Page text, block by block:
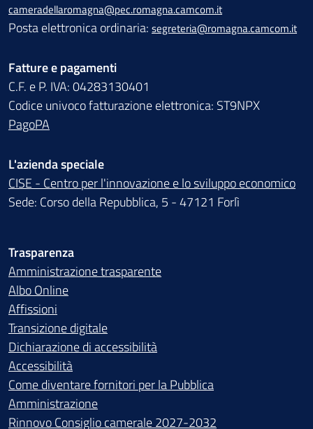
cameradellaromagna@pec.romagna.camcom.it
Posta elettronica ordinaria: segreteria@romagna.camcom.it
Fatture e pagamenti
C.F. e P. IVA: 04283130401
Codice univoco fatturazione elettronica: ST9NPX
PagoPA
L'azienda speciale
CISE - Centro per l'innovazione e lo sviluppo economico
Sede: Corso della Repubblica, 5 - 47121 Forlì
Trasparenza
Amministrazione trasparente
Albo Online
Affissioni
Transizione digitale
Dichiarazione di accessibilità
Accessibilità
Come diventare fornitori per la Pubblica
Amministrazione
Rinnovo Consiglio camerale 2027-2032